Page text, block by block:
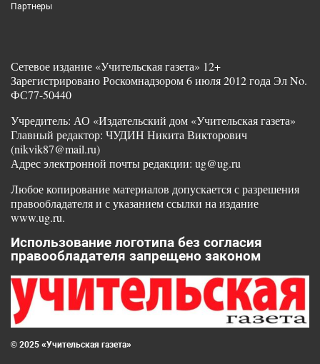
Партнеры
Сетевое издание «Учительская газета» 12+
Зарегистрировано Роскомнадзором 6 июля 2012 года Эл No.
ФС77-50440
Учредитель: АО «Издательский дом «Учительская газета»
Главный редактор: ЧУДИН Никита Викторович
(nikvik87@mail.ru)
Адрес электронной почты редакции: ug@ug.ru
Любое копирование материалов допускается с разрешения
правообладателя и с указанием ссылки на издание
www.ug.ru.
Использование логотипа без согласия
правообладателя запрещено законом
© 2025 «Учительская газета»